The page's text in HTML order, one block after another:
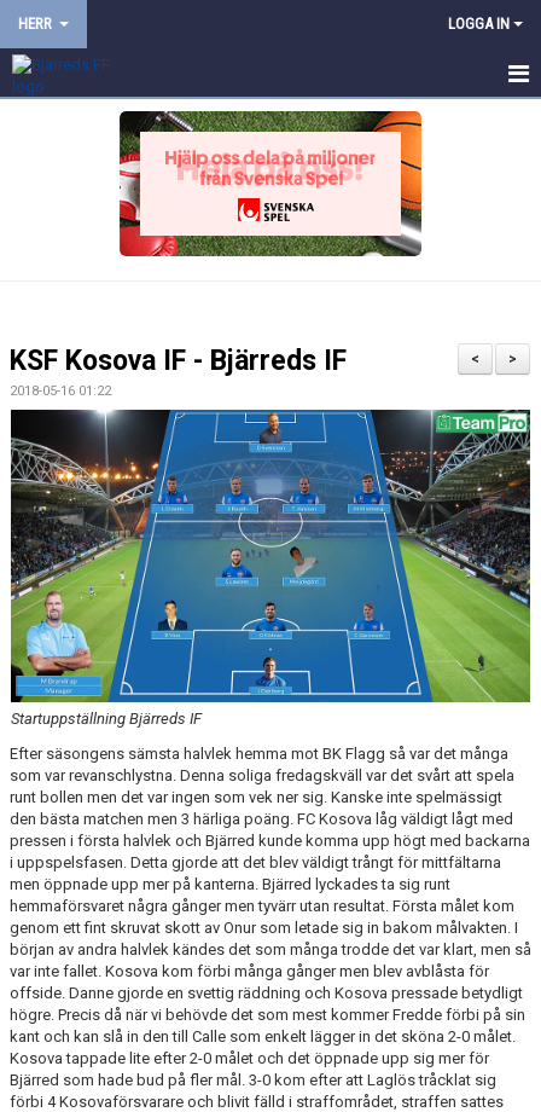
HERR LOGGA IN
DOKUMENT
KONTAKT
PROVTRÄNING
TRÄNINGSMATCHER
MATCHER
>
<
KSF Kosova IF - Bjärreds IF
2018-05-16 01:22
Startuppställning Bjärreds IF
Efter säsongens sämsta halvlek hemma mot BK Flagg så var det många
som var revanschlystna. Denna soliga fredagskväll var det svårt att spela
runt bollen men det var ingen som vek ner sig. Kanske inte spelmässigt
den bästa matchen men 3 härliga poäng. FC Kosova låg väldigt lågt med
pressen i första halvlek och Bjärred kunde komma upp högt med backarna
i uppspelsfasen. Detta gjorde att det blev väldigt trångt för mittfältarna
men öppnade upp mer på kanterna. Bjärred lyckades ta sig runt
hemmaförsvaret några gånger men tyvärr utan resultat. Första målet kom
genom ett fint skruvat skott av Onur som letade sig in bakom målvakten. I
början av andra halvlek kändes det som många trodde det var klart, men så
var inte fallet. Kosova kom förbi många gånger men blev avblåsta för
offside. Danne gjorde en svettig räddning och Kosova pressade betydligt
högre. Precis då när vi behövde det som mest kommer Fredde förbi på sin
kant och kan slå in den till Calle som enkelt lägger in det sköna 2-0 målet.
Kosova tappade lite efter 2-0 målet och det öppnade upp sig mer för
Bjärred som hade bud på fler mål. 3-0 kom efter att Laglös tråcklat sig
förbi 4 Kosovaförsvarare och blivit fälld i straffområdet, straffen sattes